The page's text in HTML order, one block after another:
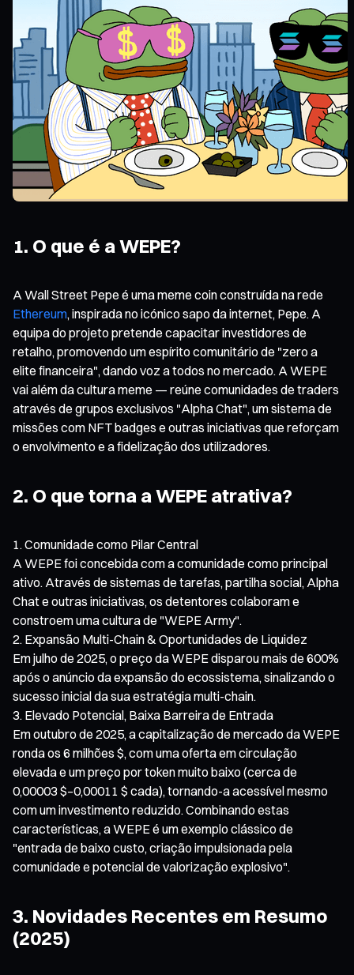
1. O que é a WEPE?
A Wall Street Pepe é uma meme coin construída na rede
Ethereum, inspirada no icónico sapo da internet, Pepe. A
equipa do projeto pretende capacitar investidores de
retalho, promovendo um espírito comunitário de "zero a
elite financeira", dando voz a todos no mercado. A WEPE
vai além da cultura meme — reúne comunidades de traders
através de grupos exclusivos "Alpha Chat", um sistema de
missões com NFT badges e outras iniciativas que reforçam
o envolvimento e a fidelização dos utilizadores.
2. O que torna a WEPE atrativa?
Comunidade como Pilar Central
A WEPE foi concebida com a comunidade como principal
ativo. Através de sistemas de tarefas, partilha social, Alpha
Chat e outras iniciativas, os detentores colaboram e
constroem uma cultura de "WEPE Army".
Expansão Multi-Chain & Oportunidades de Liquidez
Em julho de 2025, o preço da WEPE disparou mais de 600%
após o anúncio da expansão do ecossistema, sinalizando o
sucesso inicial da sua estratégia multi-chain.
Elevado Potencial, Baixa Barreira de Entrada
Em outubro de 2025, a capitalização de mercado da WEPE
ronda os 6 milhões $, com uma oferta em circulação
elevada e um preço por token muito baixo (cerca de
0,00003 $–0,00011 $ cada), tornando-a acessível mesmo
com um investimento reduzido. Combinando estas
características, a WEPE é um exemplo clássico de
"entrada de baixo custo, criação impulsionada pela
comunidade e potencial de valorização explosivo".
3. Novidades Recentes em Resumo
(2025)